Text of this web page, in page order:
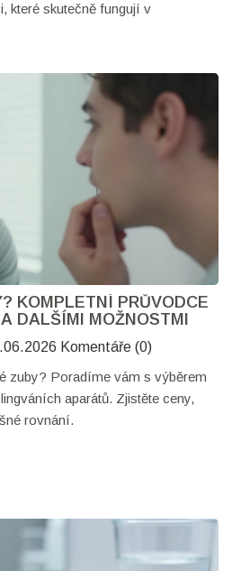
které skutečně fungují v
KOMPLETNÍ PRŮVODCE
DALŠÍMI MOŽNOSTMI
Komentáře (0)
zuby? Poradíme vám s výběrem
aparátů. Zjistěte ceny,
rovnání.